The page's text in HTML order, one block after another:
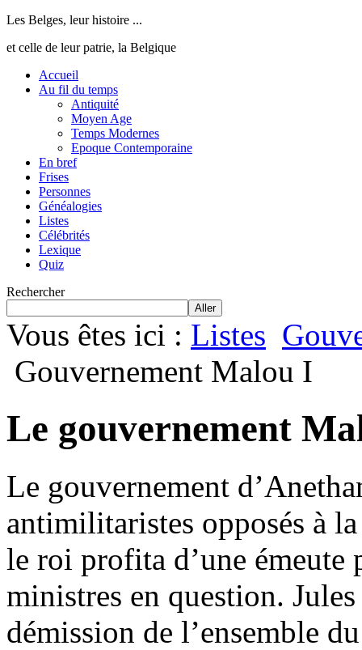
Les Belges, leur histoire ...
et celle de leur patrie, la Belgique
Accueil
Au fil du temps
Antiquité
Moyen Age
Temps Modernes
Epoque Contemporaine
En bref
Frises
Personnes
Généalogies
Listes
Célébrités
Lexique
Quiz
Rechercher
Aller
Vous êtes ici : Listes
Gouvernement Malou I
Le gouvernement
Le gouvernement
antimilitaristes opposés à
le roi profita d’une émeute
ministres en question.
démission de l’ensemble